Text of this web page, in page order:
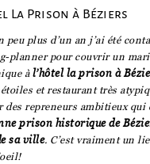
La Prison à Béziers
peu plus d’un an j’ai été
planner pour couvrir un
àl’hôtel la prison à
et restaurant très
des repreneurs ambitieux qui
prison historique de
sa ville. C’est vraiment un